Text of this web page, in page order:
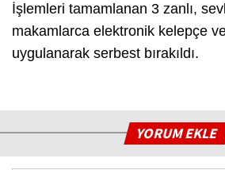
İşlemleri tamamlanan 3 zanlı,
makamlarca elektronik kelepçe
uygulanarak serbest bırakıldı.
YORUM EKLE